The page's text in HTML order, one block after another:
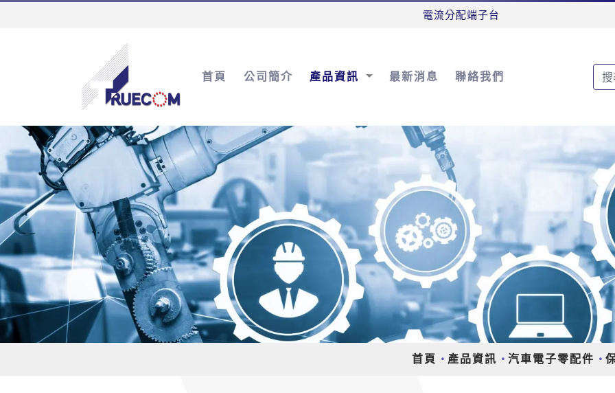
電流分配端子台
首頁 公司簡介 產品資訊 最新消息 聯絡我們
首頁 產品資訊 汽車電子零配件